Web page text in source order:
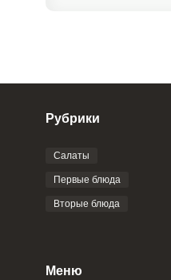
Фото до 4 шт, до 5 mb
Отправляя эту форму,
Рубрики
Салаты
Первые блюда
Вторые блюда
МенюВХОД НА САЙТ